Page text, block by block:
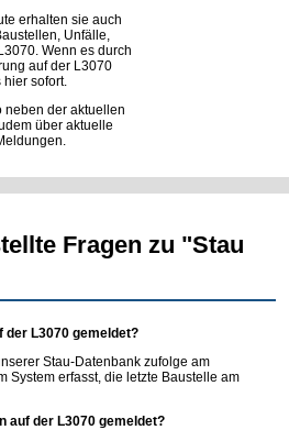
erhalten sie auch
Unfälle,
Wenn es durch
auf der L3070
hier sofort.
neben der aktuellen
über aktuelle
Fragen zu "Stau
der L3070 gemeldet?
Stau-Datenbank zufolge am
System erfasst, die letzte Baustelle am
auf der L3070 gemeldet?